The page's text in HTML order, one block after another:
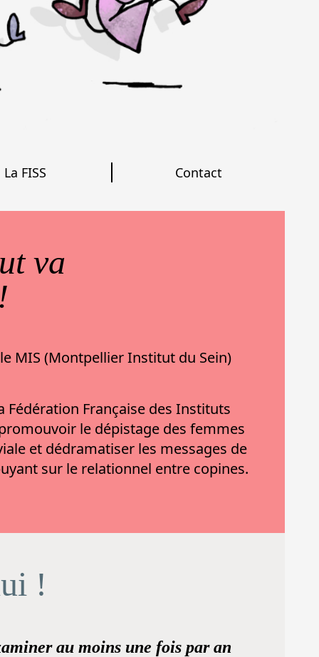
La FISS Contact
va
MIS (Montpellier Institut du Sein)
Fédération Française des Instituts
le dépistage des femmes
et dédramatiser les messages de
sur le relationnel entre copines.
!
au moins une fois par an